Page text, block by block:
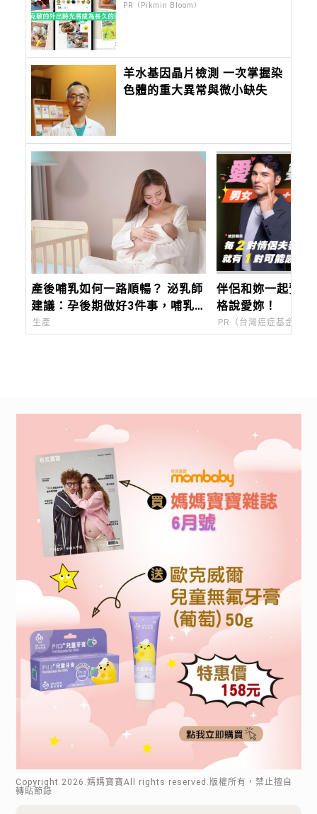
PR（Pikmin Bloom）
羊水基因晶片檢測 一次掌握染
色體的重大異常與微小缺失
產後哺乳如何一路順暢？ 泌乳師
建議：孕後期做好3件事，哺乳
更安心！
生產
伴侶和妳一起預防
格說愛妳！
PR（台灣癌症基金會）
Copyright 2026 .媽媽寶寶All rights reserved.版權所有，禁止擅自
轉貼節錄